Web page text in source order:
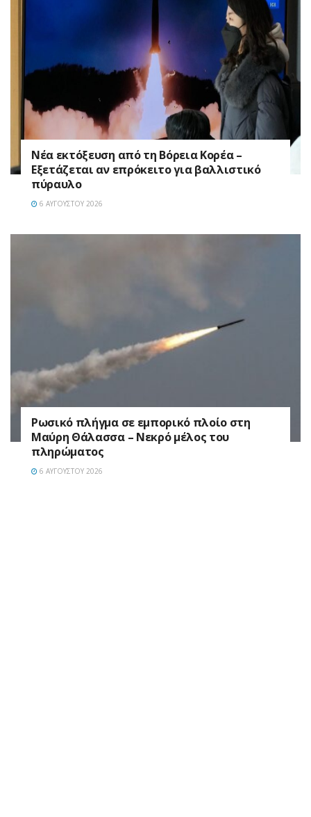
Νέα εκτόξευση από τη Βόρεια Κορέα –
Εξετάζεται αν επρόκειτο για βαλλιστικό
πύραυλο
6 ΑΥΓΟΎΣΤΟΥ 2026
Ρωσικό πλήγμα σε εμπορικό πλοίο στη
Μαύρη Θάλασσα – Νεκρό μέλος του
πληρώματος
6 ΑΥΓΟΎΣΤΟΥ 2026